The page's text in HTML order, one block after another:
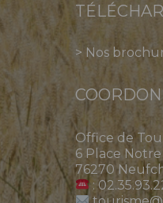
> Nos
Office de
6 Place
76270
: